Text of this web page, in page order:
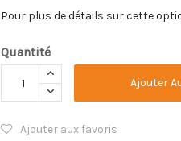
Pour plus de détails sur cette
Quantité
Ajouter
Ajouter aux favoris